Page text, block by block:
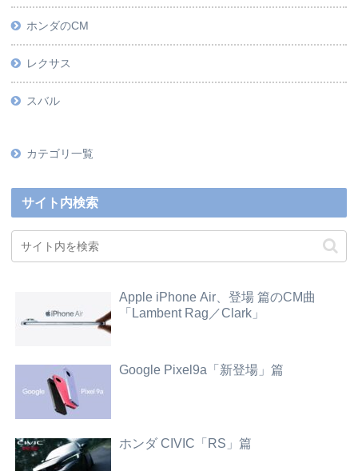
ホンダのCM
レクサス
スバル
カテゴリ一覧
サイト内検索
Apple iPhone Air、登場 篇のCM曲
「Lambent Rag／Clark」
Google Pixel9a「新登場」篇
ホンダ CIVIC「RS」篇